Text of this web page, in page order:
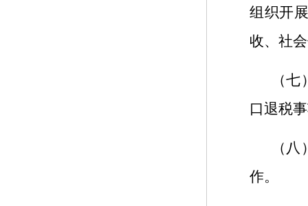
组织开
收、社
（
口退税
（
作。